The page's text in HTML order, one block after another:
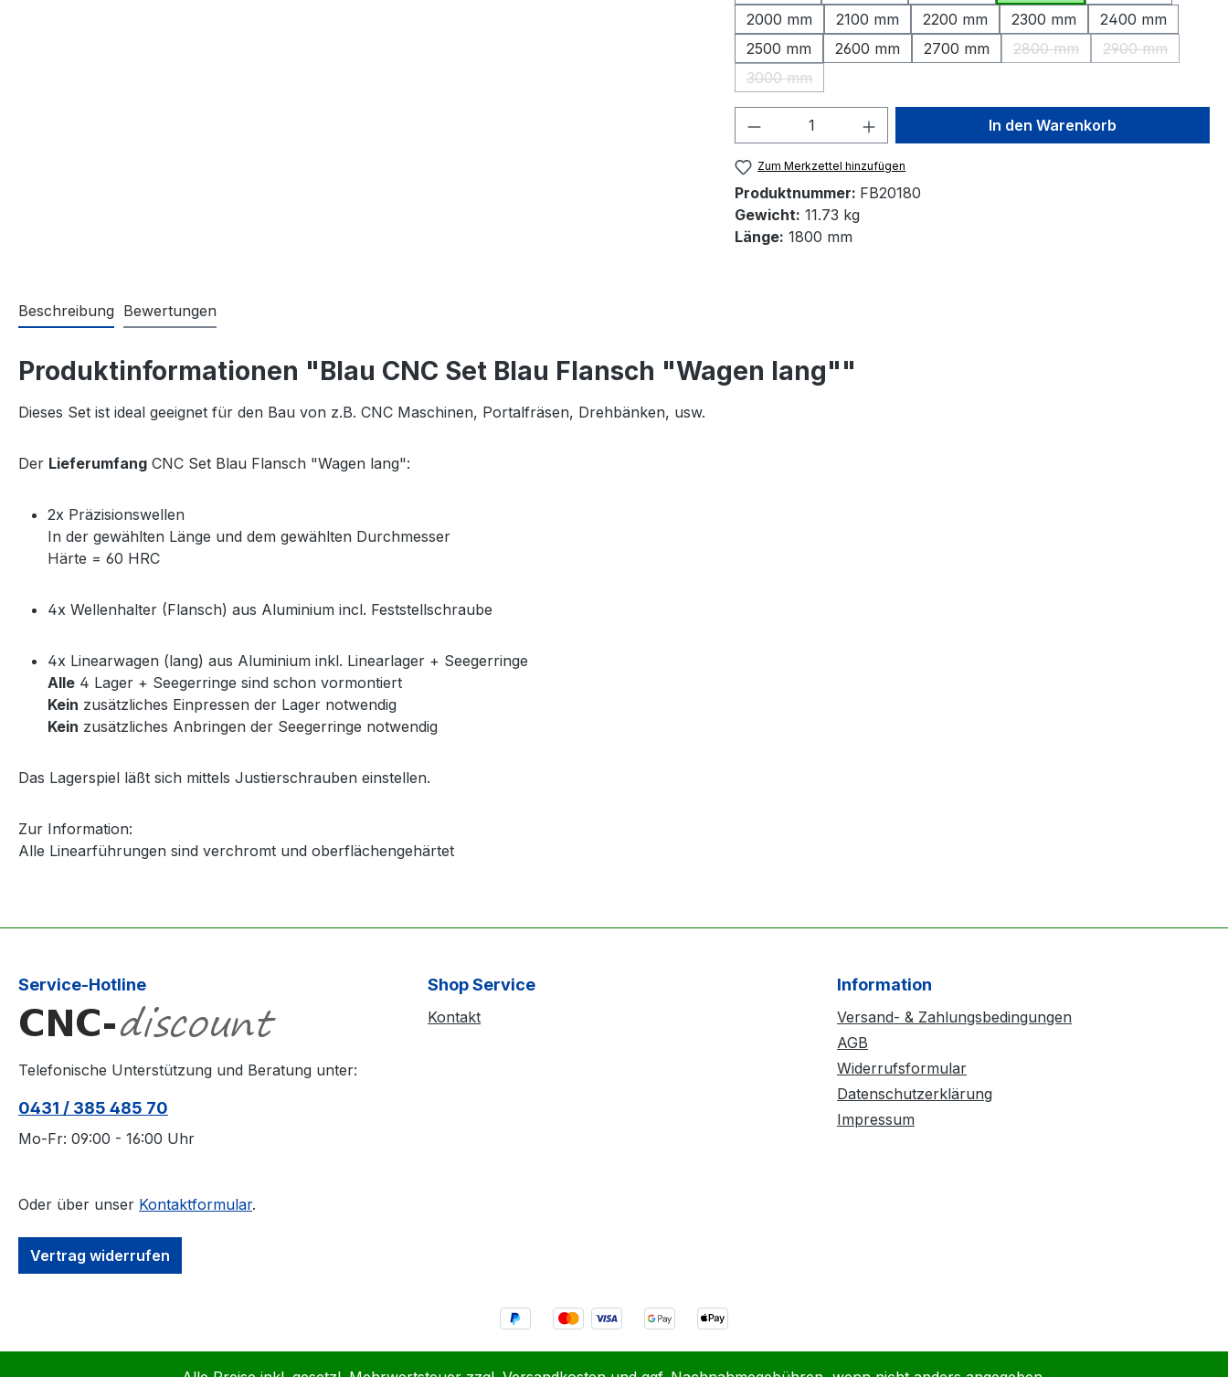
2000 mm
2100 mm 2200 mm 2300 mm
2400 mm
2500 mm
2600 mm 2700 mm 2800 mm
(Diese Option ist zurzeit nicht
2900 mm
(Diese Option
3000 mm
(Diese Option ist zurzeit nicht verfügbar.)
Produkt Anzahl: Gib den gewünschten Wert
In den Warenkorb
Zum Merkzettel hinzufügen
Produktnummer: FB20180
Gewicht: 11.73 kg
Länge: 1800 mm
Beschreibung Bewertungen
Produktinformationen "Blau CNC Set Blau Flansch "Wagen lang""
Dieses Set ist ideal geeignet für den Bau von z.B. CNC Maschinen, Portalfräsen, Drehbänken, usw.
Der Lieferumfang CNC Set Blau Flansch "Wagen lang":
2x Präzisionswellen
In der gewählten Länge und dem gewählten Durchmesser
Härte = 60 HRC
4x Wellenhalter (Flansch) aus Aluminium incl. Feststellschraube
4x Linearwagen (lang) aus Aluminium inkl. Linearlager + Seegerringe
Alle 4 Lager + Seegerringe sind schon vormontiert
Kein zusätzliches Einpressen der Lager notwendig
Kein zusätzliches Anbringen der Seegerringe notwendig
Das Lagerspiel läßt sich mittels Justierschrauben einstellen.
Zur Information:
Alle Linearführungen sind verchromt und oberflächengehärtet
Service-Hotline
Telefonische Unterstützung und Beratung unter:
0431 / 385 485 70
Mo-Fr: 09:00 - 16:00 Uhr
Oder über unser Kontaktformular.
Vertrag widerrufen
Shop Service
Kontakt
Information
Versand- & Zahlungsbedingungen
AGB
Widerrufsformular
Datenschutzerklärung
Impressum